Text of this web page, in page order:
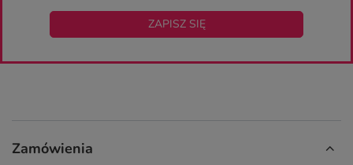
ZAPISZ SIĘ
Zamówienia